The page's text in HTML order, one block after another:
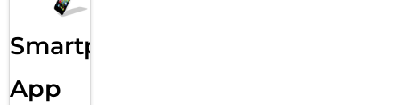
Smartphone
App